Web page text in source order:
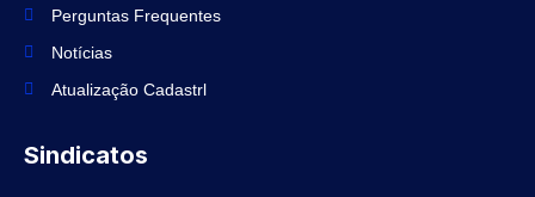
o
k
Perguntas Frequentes
Notícias
Atualização Cadastrl
Sindicatos